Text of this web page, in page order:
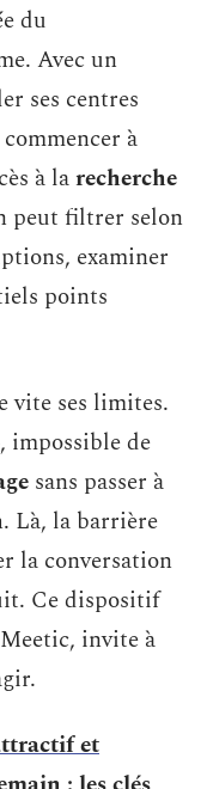
du
Avec un
ses centres
à
à larecherche
peut filtrer selon
examiner
points
vite ses limites.
impossible de
sans passer à
. Là, la barrière
la conversation
Ce dispositif
invite à
et